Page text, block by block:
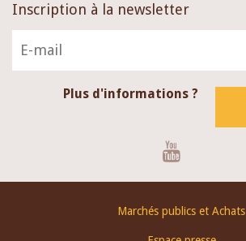
Inscription à la newsletter
Plus d'informations ?
Marchés publics et Achats